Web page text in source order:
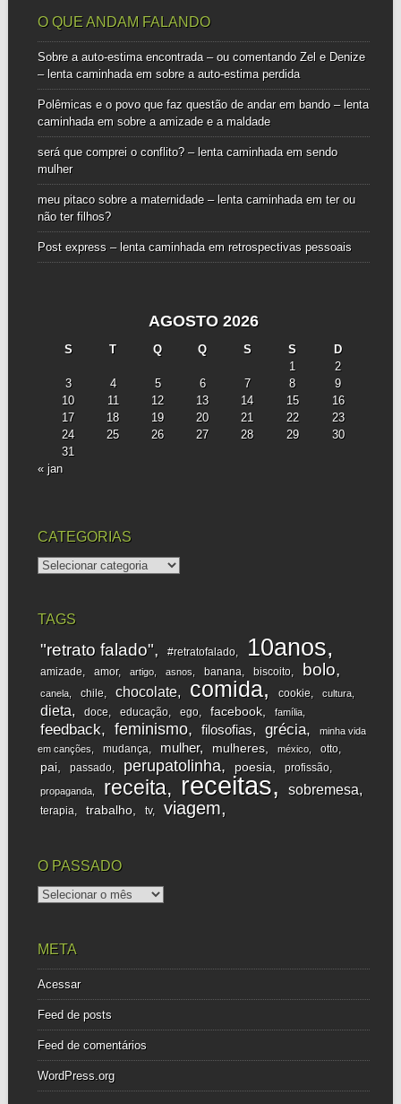
O QUE ANDAM FALANDO
Sobre a auto-estima encontrada – ou comentando Zel e Denize
– lenta caminhadaem sobre a auto-estima perdida
Polêmicas e o povo que faz questão de andar em bando – lenta
caminhadaem sobre a amizade e a maldade
será que comprei o conflito? – lenta caminhadaem sendo
mulher
meu pitaco sobre a maternidade – lenta caminhadaem ter ou
não ter filhos?
Post express – lenta caminhadaem retrospectivas pessoais
AGOSTO 2026
S T Q Q S S
D
1
2
3
4 5 6 7 8
9
10
11 12 13 14 15
16
17
18 19 20 21 22
23
24
25 26 27 28 29
30
31
« jan
CATEGORIAS
categorias
TAGS
"retrato falado" #retratofalado 10anos
amizade amor artigo asnos banana biscoito bolo
canela chile chocolate comida cookie cultura
dieta doce educação ego facebook família
feedback feminismo filosofias grécia
minha vida
em canções
mudança mulher mulheres méxico otto
pai passado perupatolinha poesia profissão
propaganda receita receitas sobremesa
terapia trabalho tv viagem
O PASSADO
META
Acessar
Feed de posts
Feed de comentários
WordPress.org